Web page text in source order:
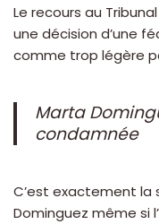
Le recours au
une décision d’une
comme trop légère
Marta
condamnée
C’est exactement la
Dominguez même si